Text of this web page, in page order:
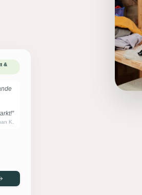
&
K.